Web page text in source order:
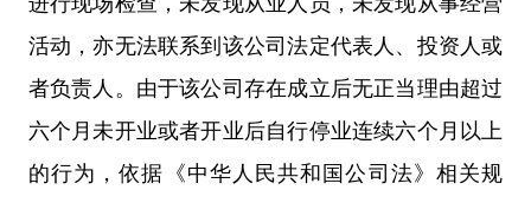
活动，亦无法联系到该公司法定代表人、投资人或
者负责人。由于该公司存在成立后无正当理由超过
六个月未开业或者开业后自行停业连续六个月以上
的行为，依据《中华人民共和国公司法》相关规